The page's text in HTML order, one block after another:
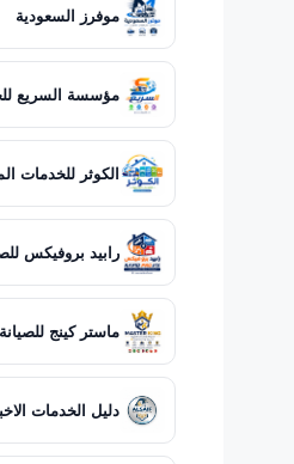
موفرز السعودية
مؤسسة السريع
الكوثر للخدمات
رابيد بروفيكس
ماستر كينج للصيانة
دليل الخدمات